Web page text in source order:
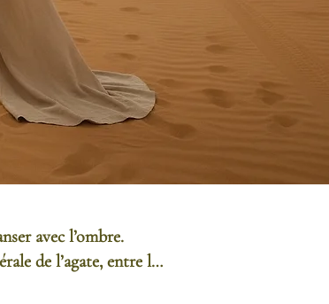
avec l’ombre.
de l’agate, entre la